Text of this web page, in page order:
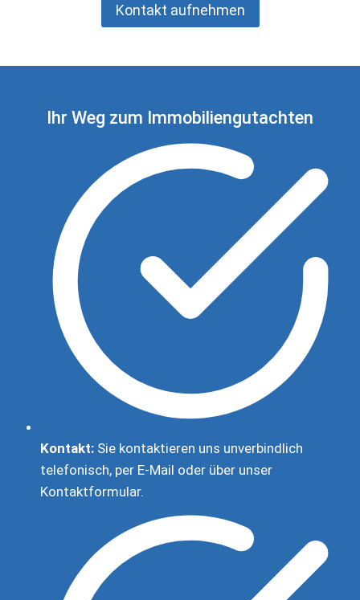
Kontakt aufnehmen
Ihr Weg zum Immobiliengutachten
Kontakt:Sie kontaktieren uns unverbindlich
telefonisch, per E-Mail oder über unser
Kontaktformular.